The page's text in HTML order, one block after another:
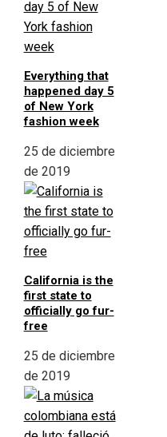
Everything that
happened day 5
of New York
fashion week
25 de diciembre
de 2019
California is the
first state to
officially go fur-
free
25 de diciembre
de 2019